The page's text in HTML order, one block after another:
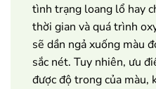
tình trạng loang lổ hay
thời gian và quá trình
sẽ dần ngả xuống màu
sắc nét. Tuy nhiên, ưu
được độ trong của màu,